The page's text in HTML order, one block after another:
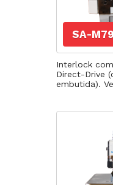
SA-
Interlock
Direct-Drive
embutida).